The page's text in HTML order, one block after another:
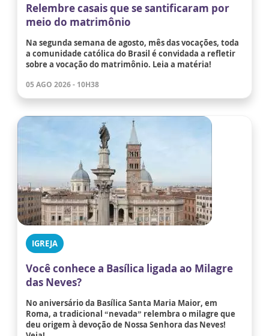
Relembre casais que se santificaram por
meio do matrimônio
Na segunda semana de agosto, mês das vocações, toda
a comunidade católica do Brasil é convidada a refletir
sobre a vocação do matrimônio. Leia a matéria!
05 AGO 2026 - 10H38
IGREJA
Você conhece a Basílica ligada ao Milagre
das Neves?
No aniversário da Basílica Santa Maria Maior, em
Roma, a tradicional “nevada” relembra o milagre que
deu origem à devoção de Nossa Senhora das Neves!